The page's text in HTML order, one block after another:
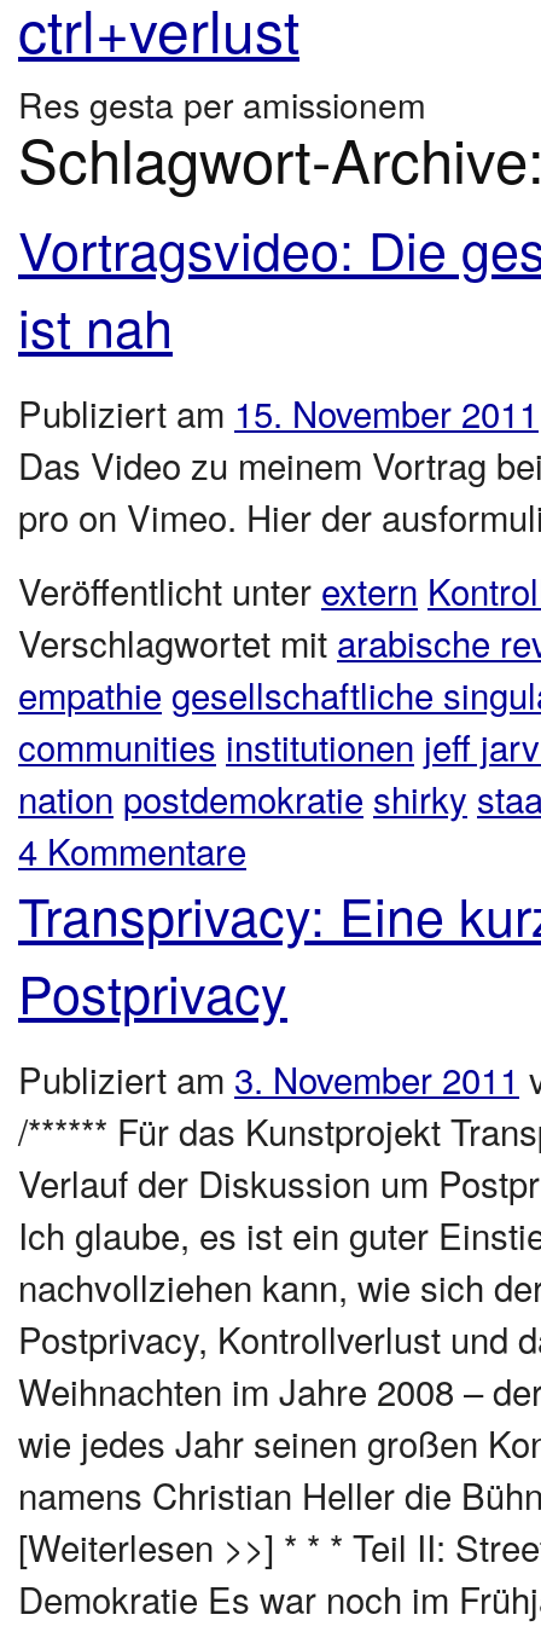
ctrl+verlust
Res gesta per amissionem
Schlagwort-
Vortragsvideo: Die
ist nah
Publiziert am 15. November 2011
Das Video zu meinem Vortrag
pro on Vimeo. Hier der
Veröffentlicht unter extern
Verschlagwortet mit arabische
empathie gesellschaftliche
communities institutionen jeff
nation postdemokratie shirky
4 Kommentare
Transprivacy: Eine
Postprivacy
Publiziert am 3. November 2011
/****** Für das Kunstprojekt
Verlauf der Diskussion um
Ich glaube, es ist ein guter
nachvollziehen kann, wie sich
Postprivacy, Kontrollverlust und
Weihnachten im Jahre 2008 –
wie jedes Jahr seinen großen
namens Christian Heller die
[Weiterlesen >>] * * * Teil II:
Demokratie Es war noch im